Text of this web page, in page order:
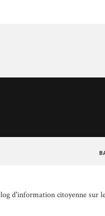
d'information citoyenne sur